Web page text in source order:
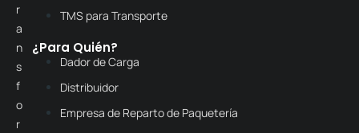
r
a
n
s
f
o
r
TMS para Transporte
¿Para Quién?
Dador de Carga
Distribuidor
Empresa de Reparto de Paquetería